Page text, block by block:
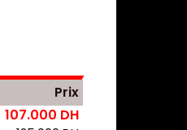
Prix
107.000 DH